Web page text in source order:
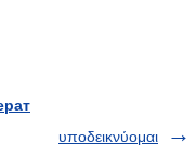
υποδεικνύομαι